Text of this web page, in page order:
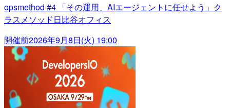
opsmethod #4 「その運用、AIエージェントに任せよう」ク
ラスメソッド日比谷オフィス
開催前2026年9月8日(火) 19:00